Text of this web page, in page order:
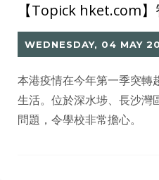
【Topick hket.com
WEDNESDAY, 04 MAY
本港疫情在今年第一季突轉
生活。位於深水埗、長沙灣
問題，令學校非常擔心。